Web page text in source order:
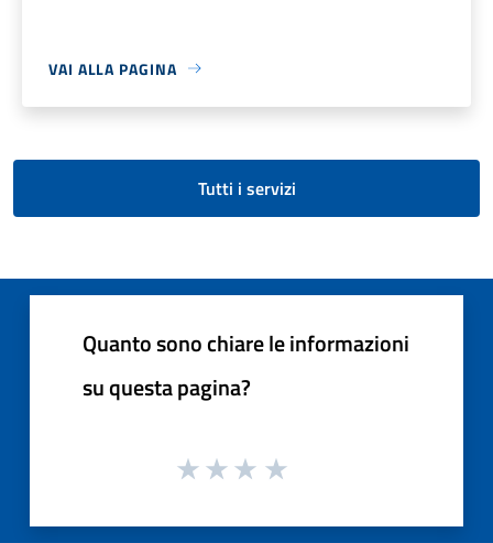
VAI ALLA PAGINA
Tutti i servizi
Quanto sono chiare le informazioni
su questa pagina?